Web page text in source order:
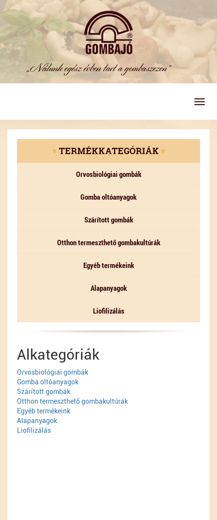
▾TERMÉKKATEGÓRIÁK ▾
Orvosbiológiai gombák
Gomba oltóanyagok
Szárított gombák
Otthon termeszthető gombakultúrák
Egyéb termékeink
Alapanyagok
Liofilizálás
Alkategóriák
Orvosbiológiai gombák
Gomba oltóanyagok
Szárított gombák
Otthon termeszthető gombakultúrák
Egyéb termékeink
Alapanyagok
Liofilizálás